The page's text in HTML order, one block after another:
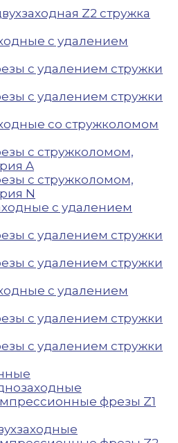
Z2 стружка
с удалением
с удалением стружки
с удалением стружки
со стружколомом
с стружколомом,
A
с стружколомом,
N
с удалением
с удалением стружки
с удалением стружки
с удалением
с удалением стружки
с удалением стружки
фрезы Z1